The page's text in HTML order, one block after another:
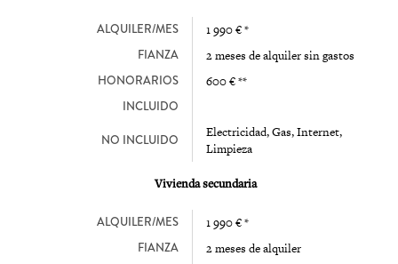
ALQUILER/MES 1 990 € *
FIANZA 2 meses de alquiler sin gastos
HONORARIOS 600 € **
INCLUIDO
NO INCLUIDO
Electricidad, Gas, Internet,
Limpieza
Vivienda secundaria
ALQUILER/MES 1 990 € *
FIANZA 2 meses de alquiler